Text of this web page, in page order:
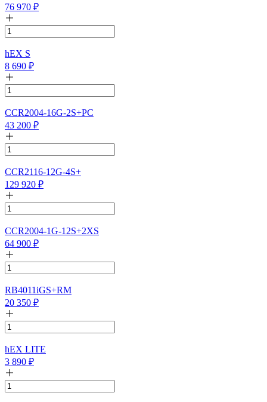
76 970 ₽
hEX S
8 690 ₽
CCR2004-16G-2S+PC
43 200 ₽
CCR2116-12G-4S+
129 920 ₽
CCR2004-1G-12S+2XS
64 900 ₽
RB4011iGS+RM
20 350 ₽
hEX LITE
3 890 ₽